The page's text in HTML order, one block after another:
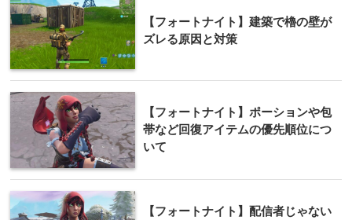
【フォートナイト】建築で櫓の壁が
ズレる原因と対策
【フォートナイト】ポーションや包
帯など回復アイテムの優先順位につ
いて
【フォートナイト】配信者じゃない